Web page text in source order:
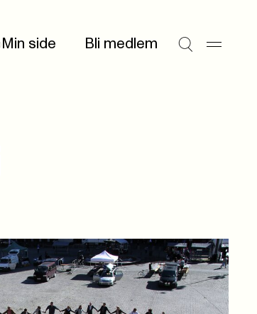
Min side Bli medlem